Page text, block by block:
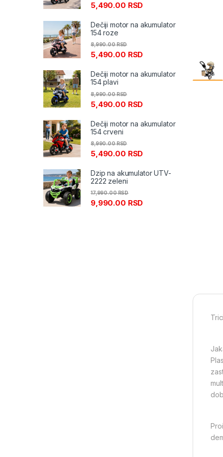
5,490.00 RSD
Dečiji motor na akumulator
154 roze
5,490.00 RSD
8,990.00RSD
Dečiji motor na akumulator
154 plavi
5,490.00 RSD
8,990.00RSD
Dečiji motor na akumulator
154 crveni
5,490.00 RSD
8,990.00RSD
Dzip na akumulator UTV-
2222 zeleni
9,990.00 RSD
17,990.00RSD